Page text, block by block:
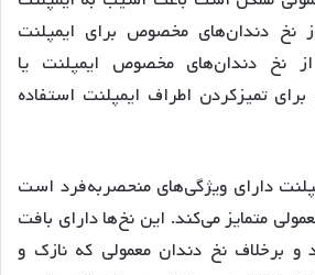
از نخ دندان‌های مخصوص برای ایمپلنت
نخ دندان‌های مخصوص ایمپلنت یا
تمیزکردن اطراف ایمپلنت استفاده
دارای ویژگی‌های منحصربه‌فرد است
متمایز می‌کند. این نخ‌ها دارای بافت
برخلاف نخ دندان معمولی که نازک و